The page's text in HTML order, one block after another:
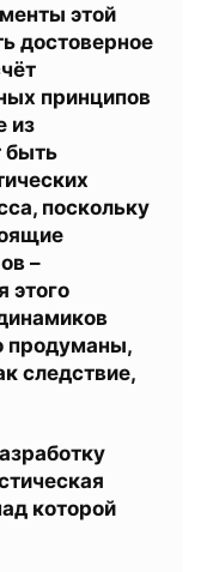
этой
достоверное
принципов
из
быть
поскольку
–
этого
продуманы,
следствие,
которой